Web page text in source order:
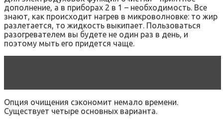
дополнение, а в приборах 2 в 1 – необходимость. Все
знают, как происходит нагрев в микроволновке: то жир
разлетается, то жидкость выкипает. Пользоваться
разогревателем вы будете не один раз в день, и
поэтому мыть его придется чаще.
Опция очищения сэкономит немало времени.
Существует четыре основных варианта.